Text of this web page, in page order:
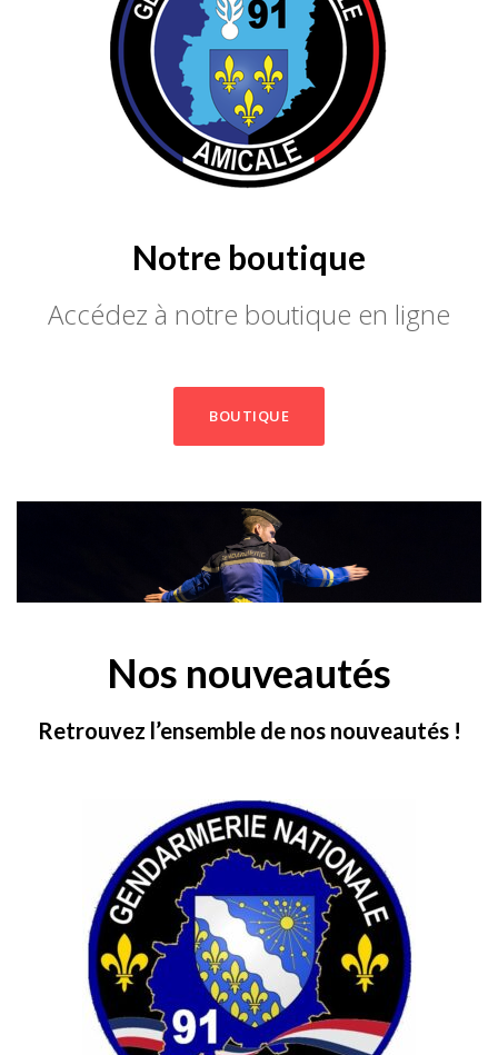
Notre boutique
Accédez à notre boutique en ligne
BOUTIQUE
Nos nouveautés
Retrouvez l’ensemble de nos nouveautés !